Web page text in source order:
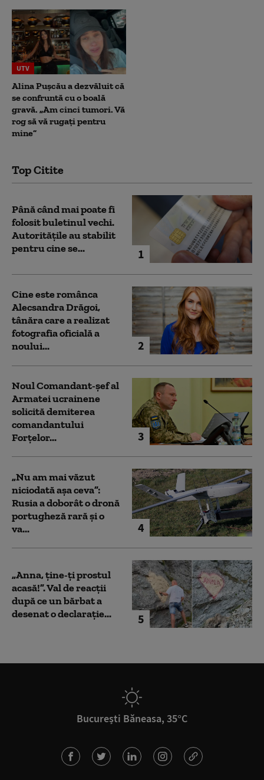
UTV
Alina Pușcău a dezvăluit că
se confruntă cu o boală
gravă. „Am cinci tumori. Vă
rog să vă rugați pentru
mine”
Top Citite
1
Până când mai poate fi
folosit buletinul vechi.
Autoritățile au stabilit
pentru cine se...
2
Cine este românca
Alecsandra Drăgoi,
tânăra care a realizat
fotografia oficială a
noului...
3
Noul Comandant-șef al
Armatei ucrainene
solicită demiterea
comandantului
Forțelor...
4
„Nu am mai văzut
niciodată așa ceva”:
Rusia a doborât o dronă
portugheză rară și o
va...
5
„Anna, ţine-ţi prostul
acasă!”. Val de reacții
după ce un bărbat a
desenat o declarație...
București Băneasa, 35°C